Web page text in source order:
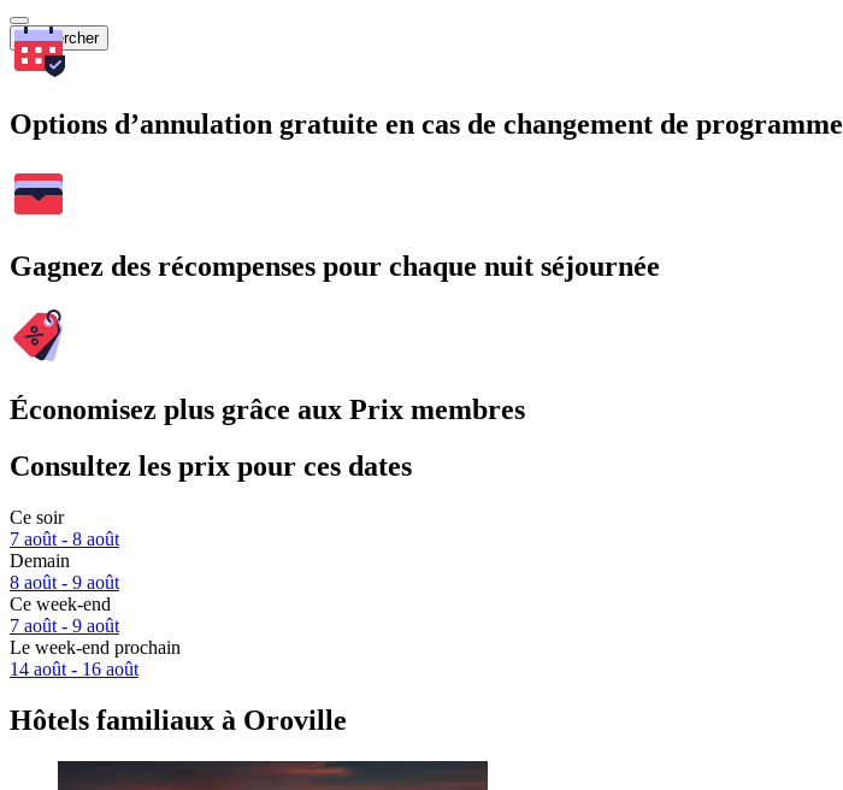
Rechercher
Options d’annulation gratuite en cas de changement de programme
Gagnez des récompenses pour chaque nuit séjournée
Économisez plus grâce aux Prix membres
Consultez les prix pour ces dates
Ce soir
7 août - 8 août
Demain
8 août - 9 août
Ce week-end
7 août - 9 août
Le week-end prochain
14 août - 16 août
Hôtels familiaux à Oroville